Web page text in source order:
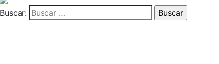
Buscar: